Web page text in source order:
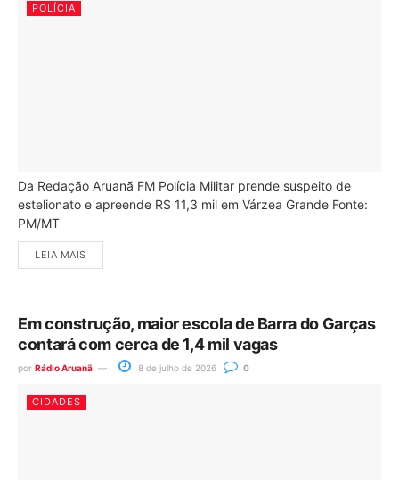
POLÍCIA
Da Redação Aruanã FM Polícia Militar prende suspeito de
estelionato e apreende R$ 11,3 mil em Várzea Grande Fonte:
PM/MT
LEIA MAIS
Em construção, maior escola de Barra do Garças
contará com cerca de 1,4 mil vagas
por Rádio Aruanã 8 de julho de 2026 0
CIDADES